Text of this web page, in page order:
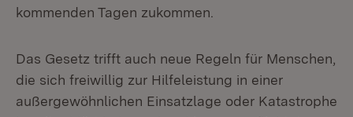
kommenden Tagen zukommen.
Das Gesetz trifft auch neue Regeln für Menschen,
die sich freiwillig zur Hilfeleistung in einer
außergewöhnlichen Einsatzlage oder Katastrophe